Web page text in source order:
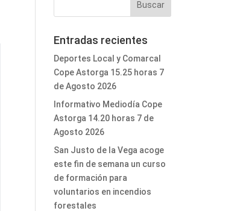
Entradas recientes
Deportes Local y Comarcal
Cope Astorga 15.25 horas 7
de Agosto 2026
Informativo Mediodía Cope
Astorga 14.20 horas 7 de
Agosto 2026
San Justo de la Vega acoge
este fin de semana un curso
de formación para
voluntarios en incendios
forestales